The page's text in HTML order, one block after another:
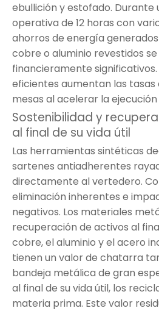
ebullición y estofado. Durante
operativa de 12 horas con
ahorros de energía
cobre o aluminio revestidos
financieramente
eficientes aumentan las tasas
mesas al acelerar la
Sostenibilidad y
al final de su vida útil
Las herramientas sintéticas
sartenes antiadherentes
directamente al vertedero.
eliminación inherentes e
negativos. Los materiales
recuperación de activos al
cobre, el aluminio y el acero
tienen un valor de chatarra
bandeja metálica de gran
al final de su vida útil, los
materia prima. Este valor